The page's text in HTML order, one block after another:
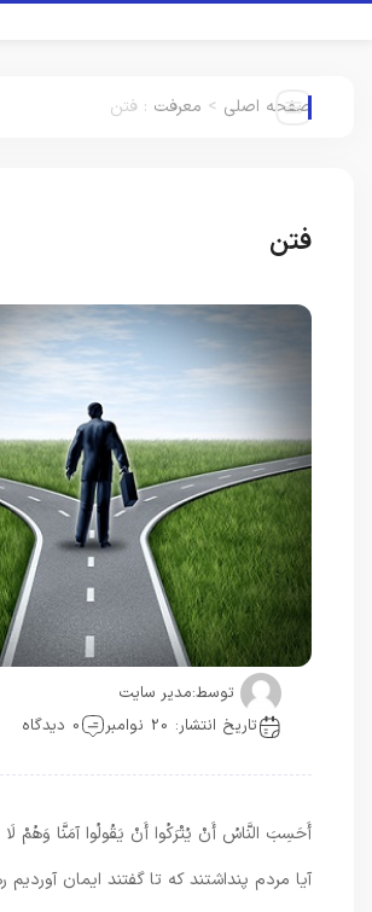
صفحه اصلی > معرفت : فتن
فتن
توسط:مدیر سایت
تاریخ انتشار: 20 نوامبر
0 دیدگاه
أَحَسِبَ النَّاسُ أَنْ يُتْرَكُوا أَنْ يَقُولُوا آمَنَّا وَهُمْ لَا
آيا مردم پنداشتند كه تا گفتند ايمان